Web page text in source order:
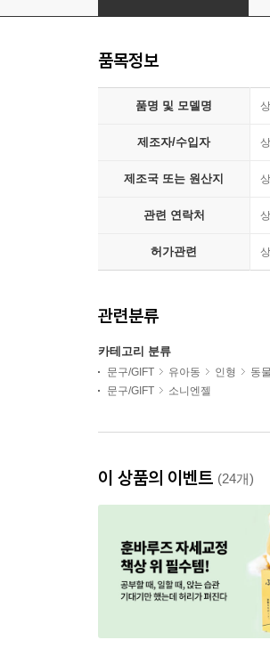
품목정보
품명 및 모델명
제조자/수입자
제조국 또는 원산지
관련 연락처
허가관련
관련분류
카테고리 분류
문구/GIFT 유아동 인형
동
문구/GIFT
소니엔젤
이 상품의 이벤트 (24개)